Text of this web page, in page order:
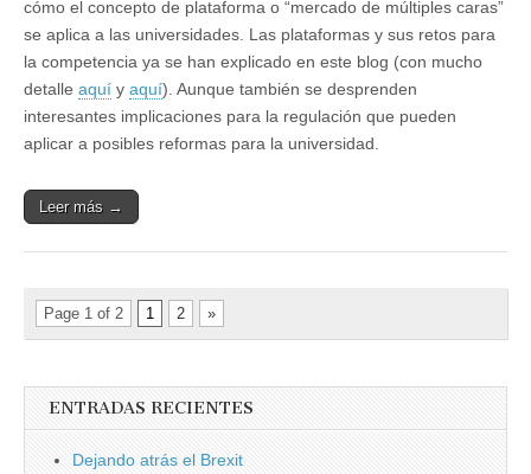
cómo el concepto de plataforma o “mercado de múltiples caras”
se aplica a las universidades. Las plataformas y sus retos para
la competencia ya se han explicado en este blog (con mucho
detalle aquí y aquí). Aunque también se desprenden
interesantes implicaciones para la regulación que pueden
aplicar a posibles reformas para la universidad.
Leer más →
Page 1 of 2 1 2 »
ENTRADAS RECIENTES
Dejando atrás el Brexit